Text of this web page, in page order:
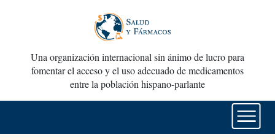
Una organización internacional sin ánimo de lucro para
fomentar el acceso y el uso adecuado de medicamentos
entre la población hispano-parlante